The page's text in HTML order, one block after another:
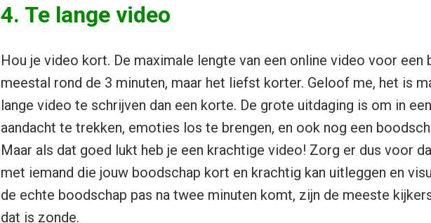
4. Te lange video
Hou je video kort. De maximale lengte van een online video voor
meestal rond de 3 minuten, maar het liefst korter. Geloof me, het is
lange video te schrijven dan een korte. De grote uitdaging is om in
aandacht te trekken, emoties los te brengen, en ook nog een
Maar als dat goed lukt heb je een krachtige video! Zorg er dus voor
met iemand die jouw boodschap kort en krachtig kan uitleggen en
de echte boodschap pas na twee minuten komt, zijn de meeste
dat is zonde.